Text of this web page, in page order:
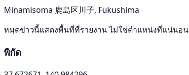
Minamisoma 鹿島区川子, Fukushima
หมุดข่าวนี้แสดงพื้นที่ที่รายงาน ไม่ใช่ตำแหน่งที่แน่นอน
พิกัด